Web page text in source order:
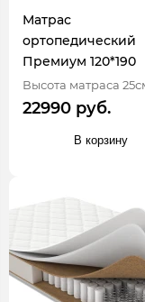
Матрас
ортопедический
Премиум 120*190
Высота матраса
22990 руб.
В корзину